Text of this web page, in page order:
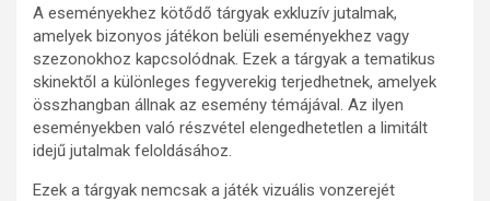
A eseményekhez kötődő tárgyak exkluzív jutalmak,
amelyek bizonyos játékon belüli eseményekhez vagy
szezonokhoz kapcsolódnak. Ezek a tárgyak a tematikus
skinektől a különleges fegyverekig terjedhetnek, amelyek
összhangban állnak az esemény témájával. Az ilyen
eseményekben való részvétel elengedhetetlen a limitált
idejű jutalmak feloldásához.
Ezek a tárgyak nemcsak a játék vizuális vonzerejét